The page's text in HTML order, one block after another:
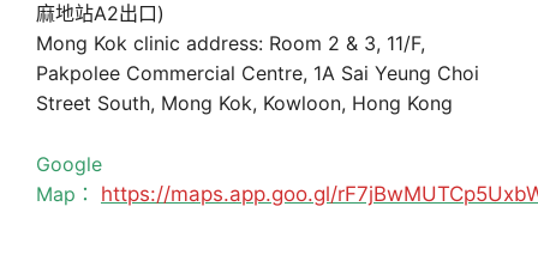
麻地站A2出口)
Mong Kok clinic address: Room 2 & 3, 11/F,
Pakpolee Commercial Centre, 1A Sai Yeung Choi
Street South, Mong Kok, Kowloon, Hong Kong
Google
Map： https://maps.app.goo.gl/